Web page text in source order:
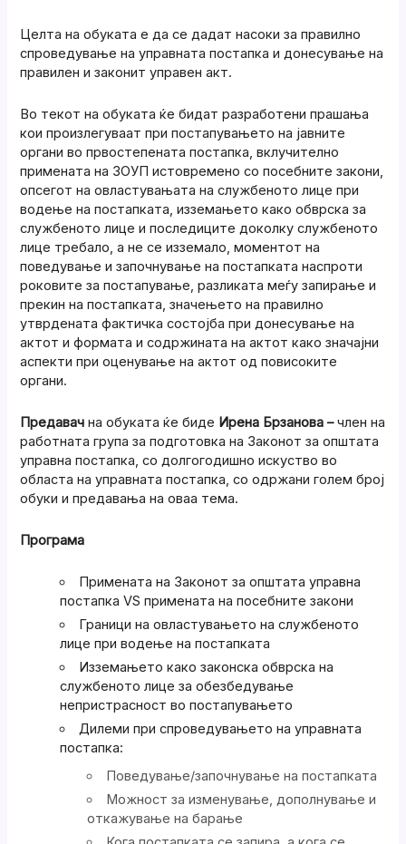
Целта на обуката е да се дадат насоки за правилно
спроведување на управната постапка и донесување на
правилен и законит управен акт.
Во текот на обуката ќе бидат разработени прашања
кои произлегуваат при постапувањето на јавните
органи во првостепената постапка, вклучително
примената на ЗОУП истовремено со посебните закони,
опсегот на овластувањата на службеното лице при
водење на постапката, изземањето како обврска за
службеното лице и последиците доколку службеното
лице требало, а не се изземало, моментот на
поведување и започнување на постапката наспроти
роковите за постапување, разликата меѓу запирање и
прекин на постапката, значењето на правилно
утврдената фактичка состојба при донесување на
актот и формата и содржината на актот како значајни
аспекти при оценување на актот од повисоките
органи.
Предавачна обуката ќе биде Ирена Брзанова–член на
работната група за подготовка на Законот за општата
управна постапка, со долгогодишно искуство во
областа на управната постапка, со одржани голем број
обуки и предавања на оваа тема.
Програма
Примената на Законот за општата управна
постапка VS примената на посебните закони
Граници на овластувањето на службеното
лице при водење на постапката
Изземањето како законска обврска на
службеното лице за обезбедување
непристрасност во постапувањето
Дилеми при спроведувањето на управната
постапка:
Поведување/започнување на постапката
Можност за изменување, дополнување и
откажување на барање